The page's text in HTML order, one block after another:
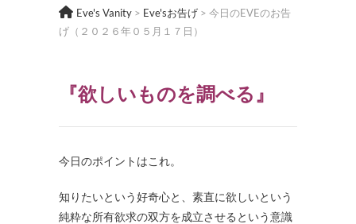
Eve's Vanity > Eve'sお告げ > 今日のEVEのお告
げ（２０２６年０５月１７日）
『欲しいものを調べる』
今日のポイントはこれ。
知りたいという好奇心と、素直に欲しいという
純粋な所有欲求の双方を成立させるという意識